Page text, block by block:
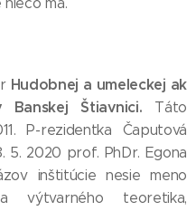
Hudobnej a umeleckej ak
Štiavnici. Táto
P-rezidentka Čaputová
5. 2020 prof. PhDr. Egona
inštitúcie nesie meno
výtvarného teoretika,